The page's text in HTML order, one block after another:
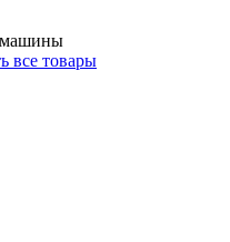
все товары